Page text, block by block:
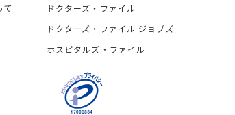
て
ドクターズ・ファイル
ドクターズ・ファイル ジョブズ
ホスピタルズ・ファイル